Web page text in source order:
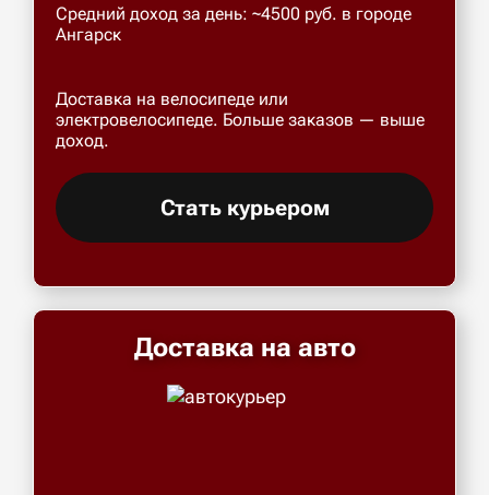
Средний доход за день: ~4500 руб. в городе
Ангарск
Доставка на велосипеде или
электровелосипеде. Больше заказов — выше
доход.
Стать курьером
Доставка на авто